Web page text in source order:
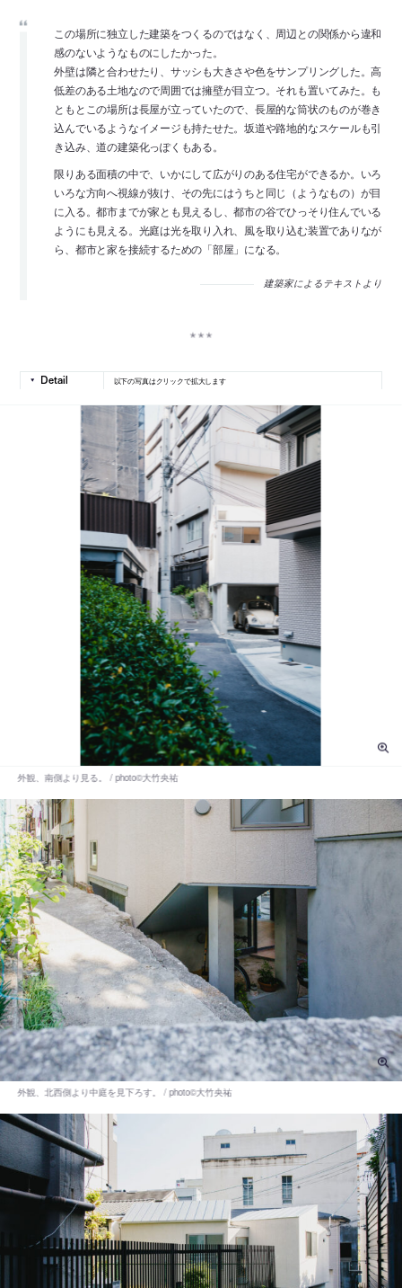
この場所に独立した建築をつくるのではなく、周辺との関係から違和
感のないようなものにしたかった。
外壁は隣と合わせたり、サッシも大きさや色をサンプリングした。高
低差のある土地なので周囲では擁壁が目立つ。それも置いてみた。も
ともとこの場所は長屋が立っていたので、長屋的な筒状のものが巻き
込んでいるようなイメージも持たせた。坂道や路地的なスケールも引
き込み、道の建築化っぽくもある。
限りある面積の中で、いかにして広がりのある住宅ができるか。いろ
いろな方向へ視線が抜け、その先にはうちと同じ（ようなもの）が目
に入る。都市までが家とも見えるし、都市の谷でひっそり住んでいる
ようにも見える。光庭は光を取り入れ、風を取り込む装置でありなが
ら、都市と家を接続するための「部屋」になる。
建築家によるテキストより
以下の写真はクリックで拡大します